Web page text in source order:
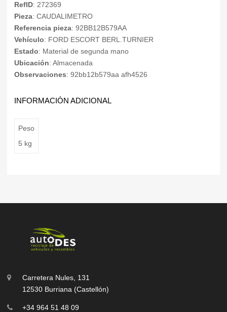
RefID: 272369
Pieza: CAUDALIMETRO
Referencia pieza: 92BB12B579AA
Vehículo: FORD ESCORT BERL.TURNIER
Estado: Material de segunda mano
Ubicación: Almacenada
Observaciones: 92bb12b579aa afh4526
INFORMACIÓN ADICIONAL
Peso
5 kg
Carretera Nules, 131
12530 Burriana (Castellón)
+34 964 51 48 09